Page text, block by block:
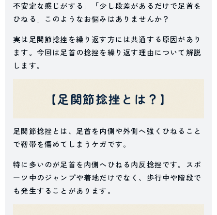
不安定な感じがする」「少し段差があるだけで足首を
ひねる」このようなお悩みはありませんか？
実は足関節捻挫を繰り返す方には共通する原因があり
ます。今回は足首の捻挫を繰り返す理由について解説
します。
【足関節捻挫とは？】
足関節捻挫とは、足首を内側や外側へ強くひねること
で靭帯を傷めてしまうケガです。
特に多いのが足首を内側へひねる内反捻挫です。スポ
ーツ中のジャンプや着地だけでなく、歩行中や階段で
も発生することがあります。